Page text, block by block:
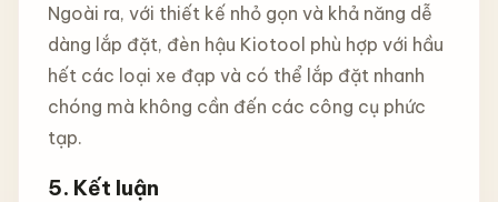
Ngoài ra, với thiết kế nhỏ gọn và khả năng dễ
dàng lắp đặt, đèn hậu Kiotool phù hợp với hầu
hết các loại xe đạp và có thể lắp đặt nhanh
chóng mà không cần đến các công cụ phức
tạp.
5. Kết luận